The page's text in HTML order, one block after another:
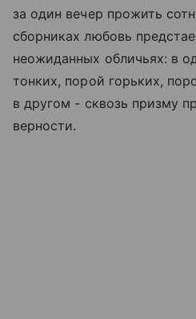
за один вечер прожить
сборниках любовь
неожиданных обличьях: в
тонких, порой горьких,
в другом - сквозь призму
верности.